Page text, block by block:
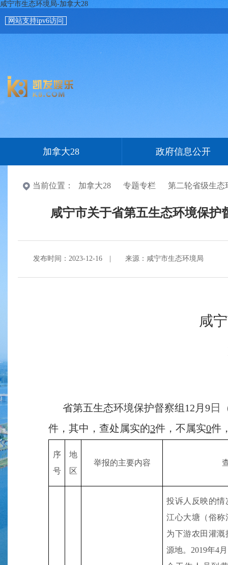
咸宁市生态环境局-加拿大28
网站支持ipv6访问
加拿大28 政府信息公开
当前位置： 加拿大28 专题专栏 第二轮省级生态
咸宁市关于省第五生态环境保护
发布时间：2023-12-16 来源：咸宁市生态环境局
咸
省第五生态环境保护督察组 12 月 9日
件，其中，查处属实的3件，不属实0件
序
号
地
区
举报的主要内容
投诉人反映的
江心大塘（俗
为下游农田灌
源地。 2019年4